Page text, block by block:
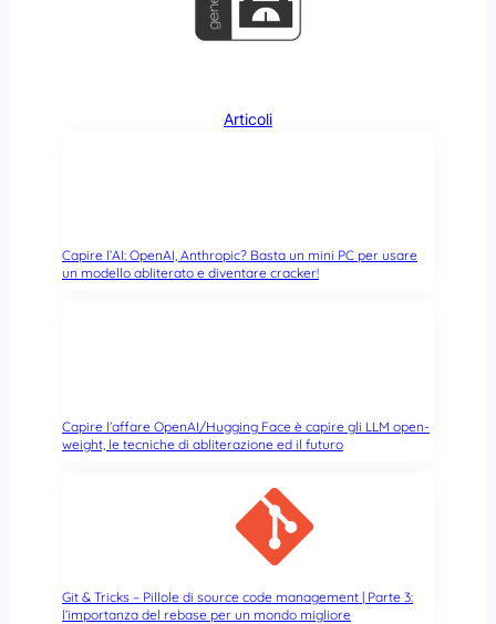
a
v
e
l
r
)
Articoli
Capire l’AI: OpenAI, Anthropic? Basta un mini PC per usare
un modello abliterato e diventare cracker!
Capire l’affare OpenAI/Hugging Face è capire gli LLM open-
weight, le tecniche di abliterazione ed il futuro
Git & Tricks – Pillole di source code management | Parte 3:
l’importanza del rebase per un mondo migliore